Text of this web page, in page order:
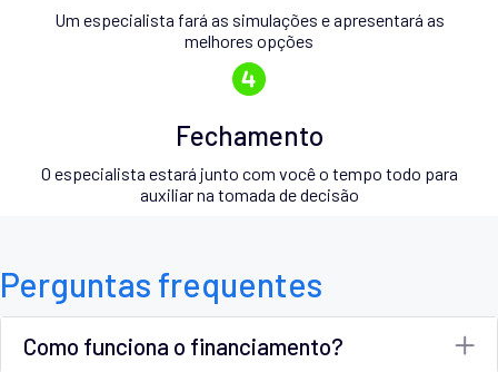
Um especialista fará as simulações e apresentará as
melhores opções
Fechamento
O especialista estará junto com você o tempo todo para
auxiliar na tomada de decisão
Perguntas frequentes
Como funciona o financiamento?